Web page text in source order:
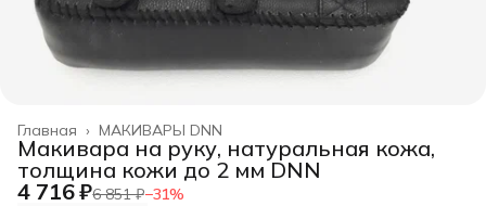
МАКИВАРЫ DNN
Главная ›
Макивара на руку, натуральная кожа,
толщина кожи до 2 мм DNN
4 716 ₽6 851 ₽−31%